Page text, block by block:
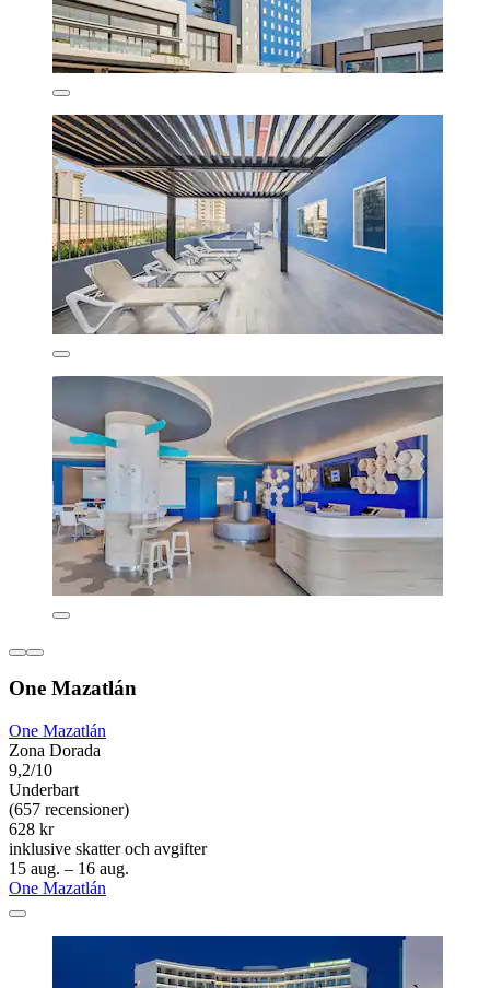
One Mazatlán
One Mazatlán
Zona Dorada
9,2/10
Underbart
(657 recensioner)
628 kr
inklusive skatter och avgifter
15 aug. – 16 aug.
One Mazatlán